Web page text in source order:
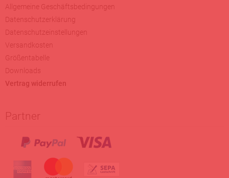
Allgemeine Geschäftsbedingungen
Datenschutzerklärung
Datenschutzeinstellungen
Versandkosten
Größentabelle
Downloads
Vertrag widerrufen
Partner